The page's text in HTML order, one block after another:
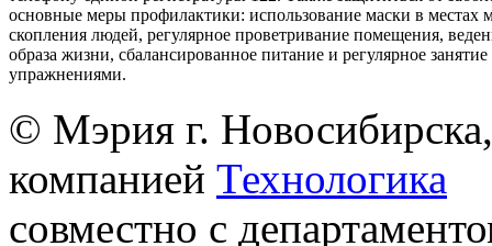
основные меры профилактики: использование маски в местах
скопления людей, регулярное проветривание помещения,
образа жизни, сбалансированное питание и регулярное
упражнениями.
© Мэрия г.
компанией Технологика
совместно с